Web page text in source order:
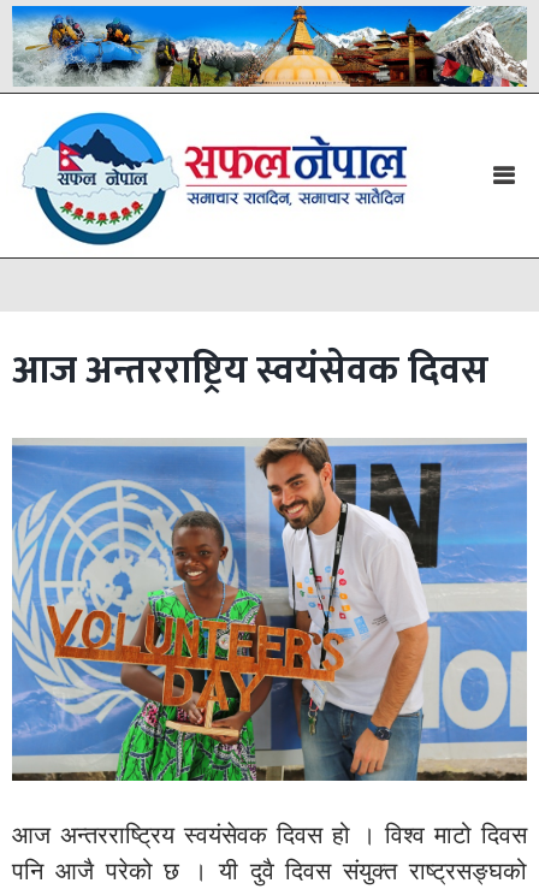
आज अन्तरराष्ट्रिय स्वयंसेवक दिवस
आज अन्तरराष्ट्रिय स्वयंसेवक दिवस हो । विश्व माटो दिवस
पनि आजै परेको छ । यी दुवै दिवस संयुक्त राष्ट्रसङ्घको